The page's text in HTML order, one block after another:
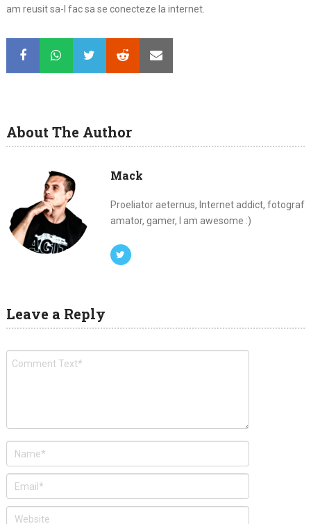
am reusit sa-l fac sa se conecteze la internet.
About The Author
Mack
Proeliator aeternus, Internet addict, fotograf
amator, gamer, I am awesome :)
Leave a Reply